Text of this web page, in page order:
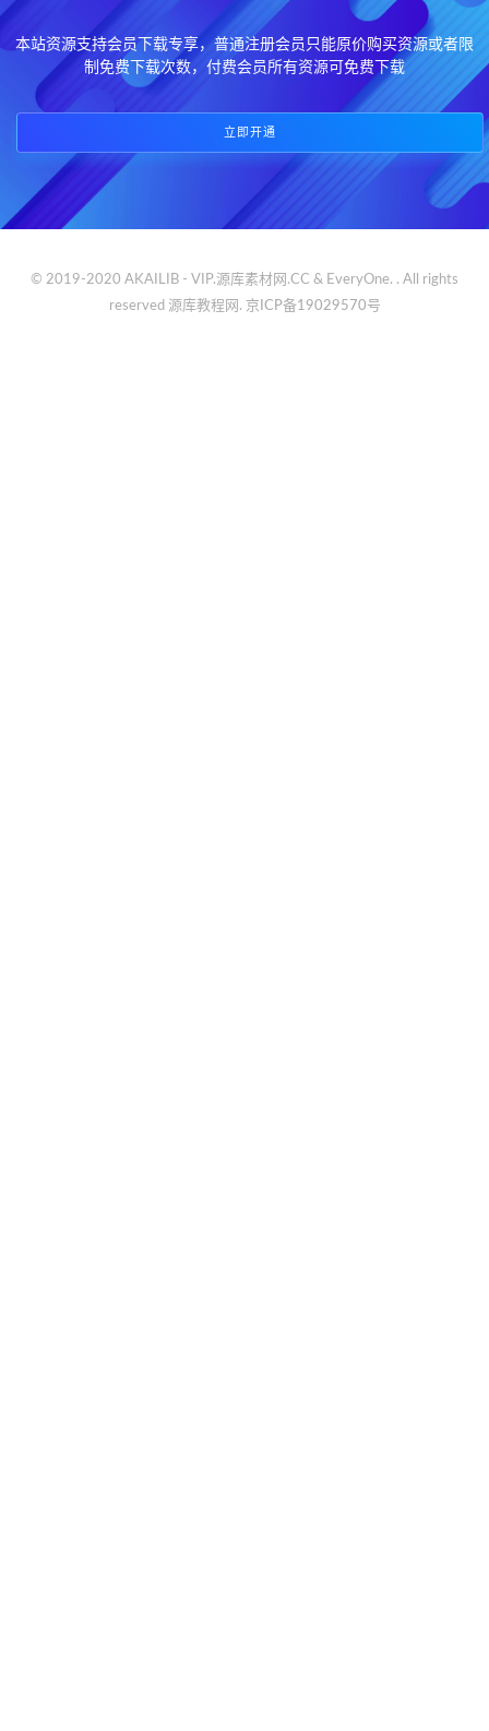
本站资源支持会员下载专享，普通注册会员只能原价购买资源或者限
制免费下载次数，付费会员所有资源可免费下载
立即开通
© 2019-2020 AKAILIB - VIP.源库素材网.CC & EveryOne. . All rights
reserved 源库教程网. 京ICP备19029570号